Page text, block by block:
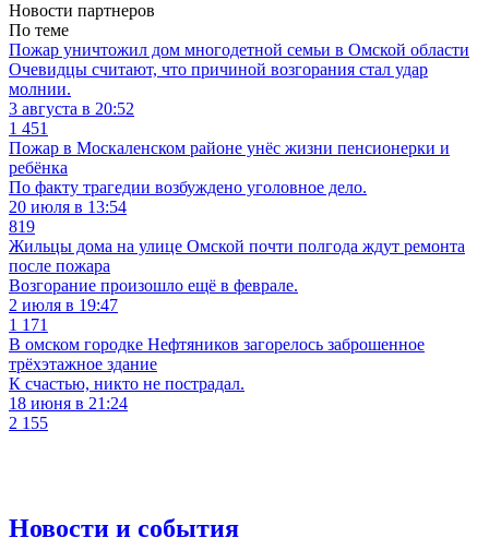
Новости партнеров
По теме
Пожар уничтожил дом многодетной семьи в Омской области
Очевидцы считают, что причиной возгорания стал удар
молнии.
3 августа в 20:52
1 451
Пожар в Москаленском районе унёс жизни пенсионерки и
ребёнка
По факту трагедии возбуждено уголовное дело.
20 июля в 13:54
819
Жильцы дома на улице Омской почти полгода ждут ремонта
после пожара
Возгорание произошло ещё в феврале.
2 июля в 19:47
1 171
В омском городке Нефтяников загорелось заброшенное
трёхэтажное здание
К счастью, никто не пострадал.
18 июня в 21:24
2 155
Новости и события